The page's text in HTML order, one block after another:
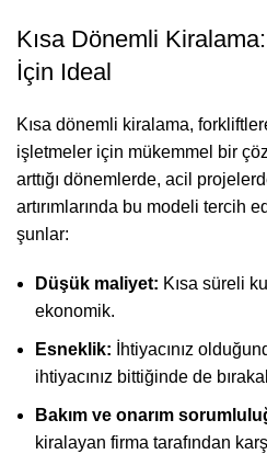
Kısa Dönemli
İçin Ideal
Kısa dönemli kiralama,
işletmeler için mükemmel bir
arttığı dönemlerde, acil
artırımlarında bu modeli tercih
şunlar:
Düşük maliyet: Kısa süreli
ekonomik.
Esneklik: İhtiyacınız
ihtiyacınız bittiğinde de
Bakım ve onarım
kiralayan firma tarafından